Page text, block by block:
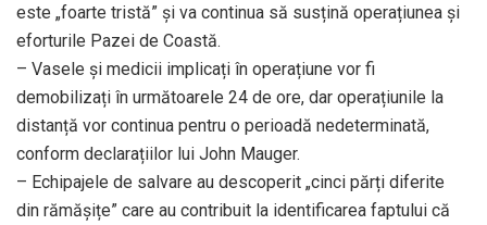
este „foarte tristă” și va continua să susțină operațiunea și
eforturile Pazei de Coastă.
– Vasele și medicii implicați în operațiune vor fi
demobilizați în următoarele 24 de ore, dar operațiunile la
distanță vor continua pentru o perioadă nedeterminată,
conform declarațiilor lui John Mauger.
– Echipajele de salvare au descoperit „cinci părți diferite
din rămășițe” care au contribuit la identificarea faptului că